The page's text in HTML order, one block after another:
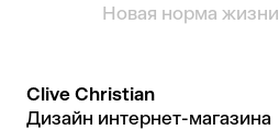
Новая норма жизни
Clive Christian
Дизайн интернет-магазина